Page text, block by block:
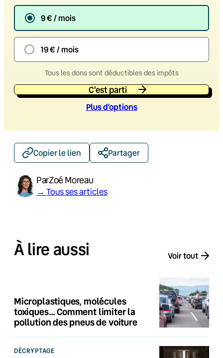
9 € / mois
19 € / mois
Tous les dons sont déductibles des impôts
C'est parti
Plus d’options
Copier le lien Partager
ParZoé Moreau
→ Tous ses articles
À lire aussi Voir tout
Microplastiques, molécules
toxiques… Comment limiter la
pollution des pneus de voiture
DÉCRYPTAGE